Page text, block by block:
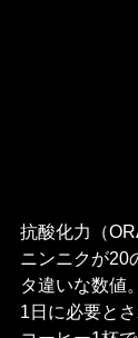
抗酸化力（
ニンニクが20
タ違いな数値。
1日に必要と